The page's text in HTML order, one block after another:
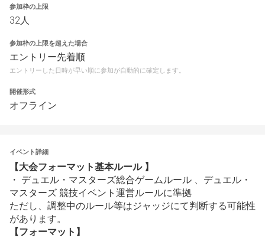
参加枠の上限
32人
参加枠の上限を超えた場合
エントリー先着順
エントリーした日時が早い順に参加が自動的に確定します。
開催形式
オフライン
イベント詳細
【大会フォーマット基本ルール 】
・ デュエル・マスターズ総合ゲームルール 、デュエル・
マスターズ 競技イベント運営ルールに準拠
ただし、調整中のルール等はジャッジにて判断する可能性
があります。
【フォーマット】